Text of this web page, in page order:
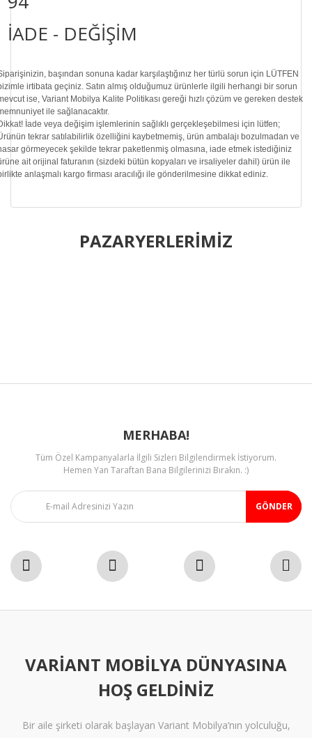
İADE - DEĞİŞİM
başından sonuna kadar karşılaştığınız her türlü sorun için LÜTFEN
irtibata geçiniz. Satın almış olduğumuz ürünlerle ilgili herhangi bir sorun
ise, Variant Mobilya Kalite Politikası gereği hızlı çözüm ve gereken destek
ile sağlanacaktır.
İade veya değişim işlemlerinin sağlıklı gerçekleşebilmesi için lütfen;
tekrar satılabilirlik özelliğini kaybetmemiş, ürün ambalajı bozulmadan ve
görmeyecek şekilde tekrar paketlenmiş olmasına, iade etmek istediğiniz
ait orijinal faturanın (sizdeki bütün kopyaları ve irsaliyeler dahil) ürün ile
anlaşmalı kargo firması aracılığı ile gönderilmesine dikkat ediniz.
Bu ürüne ilk yorumu siz yapın!
konularda yetersiz gördüğünüz noktaları öneri formunu
kullanarak tarafımıza iletebilirsiniz.
Gönder
PAZARYERLERİMİZ
MERHABA!
Tüm Özel Kampanyalarla İlgili Sizleri Bilgilendirmek İstiyorum.
Hemen Yan Taraftan Bana Bilgilerinizi Bırakın. :)
GÖNDER
VARIANT MOBILYA DÜNYASINA
HOŞ GELDINIZ
Bir aile şirketi olarak başlayan Variant Mobilya’nın yolculuğu,